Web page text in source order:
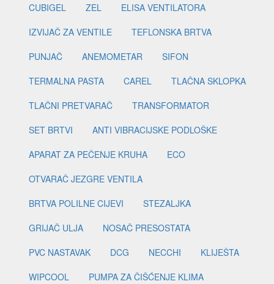
CUBIGEL
ZEL
ELISA VENTILATORA
IZVIJAČ ZA VENTILE
TEFLONSKA BRTVA
PUNJAČ
ANEMOMETAR
SIFON
TERMALNA PASTA
CAREL
TLAČNA SKLOPKA
TLAČNI PRETVARAČ
TRANSFORMATOR
SET BRTVI
ANTI VIBRACIJSKE PODLOŠKE
APARAT ZA PEČENJE KRUHA
ECO
OTVARAČ JEZGRE VENTILA
BRTVA POLILNE CIJEVI
STEZALJKA
GRIJAČ ULJA
NOSAČ PRESOSTATA
PVC NASTAVAK
DCG NECCHI
KLIJEŠTA
WIPCOOL
PUMPA ZA ČIŠĆENJE KLIMA